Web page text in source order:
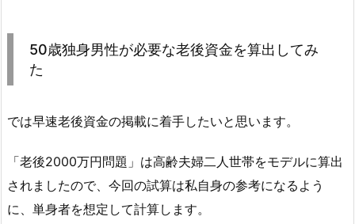
50歳独身男性が必要な老後資金を算出してみ
た
では早速老後資金の掲載に着手したいと思います。
「老後2000万円問題」は高齢夫婦二人世帯をモデルに算出
されましたので、今回の試算は私自身の参考になるよう
に、単身者を想定して計算します。